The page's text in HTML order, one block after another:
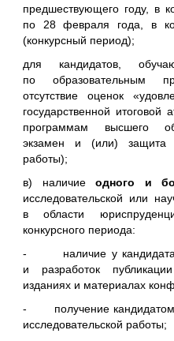
предшествующего году, в
по 28 февраля года, в
(конкурсный период);
для кандидатов,
по образовательным
отсутствие оценок
государственной итоговой
программам высшего
экзамен и (или) защита
работы);
в) наличиеодного и
исследовательской или
в области
конкурсного периода:
- наличие у кандидата
и разработок
изданиях и материалах
- получение кандидатом
исследовательской работы;